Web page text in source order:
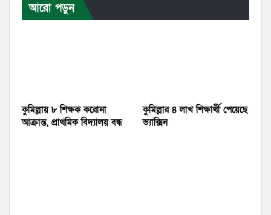
আরো পড়ুন
কুমিল্লায় ৮ শিক্ষক করোনা
আক্রান্ত, প্রাথমিক বিদ্যালয় বন্ধ
কুমিল্লার ৪ লাখ শিক্ষার্থী পেয়েছে
ভ্যাক্সিন